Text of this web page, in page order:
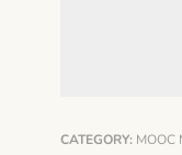
CATEGORY: MOOC